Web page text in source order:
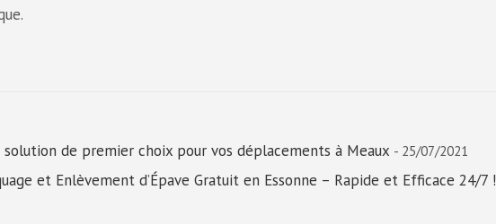
de premier choix pour vos déplacements à Meaux - 25/07/2021
et Enlèvement d’Épave Gratuit en Essonne – Rapide et Efficace 24/7 !